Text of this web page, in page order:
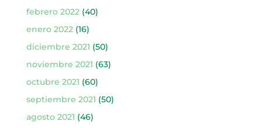
febrero 2022(40)
enero 2022(16)
diciembre 2021 (50)
noviembre 2021 (63)
octubre 2021 (60)
septiembre 2021 (50)
agosto 2021 (46)